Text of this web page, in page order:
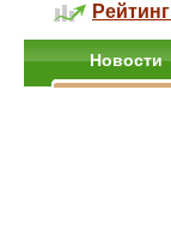
Новости